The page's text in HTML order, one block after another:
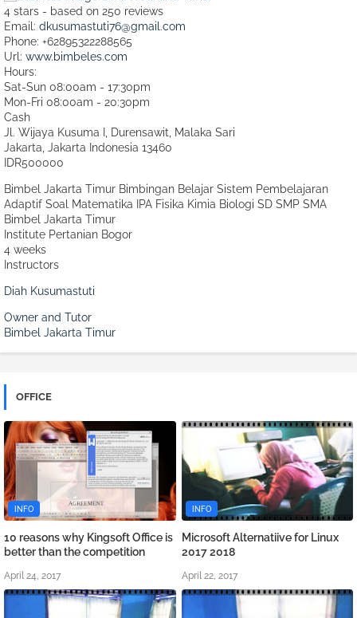
4 stars - based on 250 reviews
Email: dkusumastuti76@gmail.com
Phone: +62895322288565
Url: www.bimbeles.com
Hours:
Sat-Sun 08:00am - 17:30pm
Mon-Fri 08:00am - 20:30pm
Cash
Jl. Wijaya Kusuma I, Durensawit, Malaka Sari
Jakarta, Jakarta Indonesia 13460
IDR500000
Bimbel Jakarta Timur Bimbingan Belajar Sistem Pembelajaran
Adaptif Soal Matematika IPA Fisika Kimia Biologi SD SMP SMA
Bimbel Jakarta Timur
Institute Pertanian Bogor
4 weeks
Instructors
Diah Kusumastuti
Owner and Tutor
Bimbel Jakarta Timur
OFFICE
INFO
10 reasons why Kingsoft Office is
better than the competition
April 24, 2017
INFO
Microsoft Alternatiive for Linux
2017 2018
April 22, 2017